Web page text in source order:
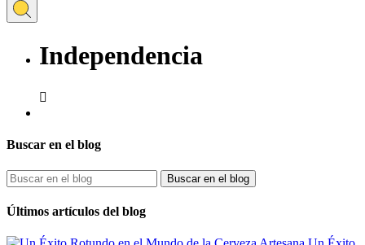
Independencia

Buscar en el blog
Buscar en el blog
Últimos artículos del blog